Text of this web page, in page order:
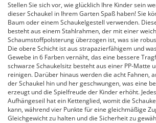
Stellen Sie sich vor, wie glücklich Ihre Kinder sein
dieser Schaukel in Ihrem Garten Spaß haben! Sie
Baum oder einem Schaukelgestell verwenden.
besteht aus einem Stahlrahmen, der mit einer
Schaumstoffpolsterung überzogen ist, was sie
Die obere Schicht ist aus strapazierfähigem und
Gewebe in 6 Farben vernäht, das eine bessere
schwarze Schaukelsitz besteht aus einer PP-Matte
reinigen. Darüber hinaus werden die acht Fahnen,
der Schaukel hin und her geschwungen, was eine
erzeugt und die Spielfreude der Kinder erhöht.
Aufhängeseil hat ein Kettenglied, womit die
kann, während vier Punkte für eine gleichmäßige
Gleichgewicht zu halten und die Sicherheit zu